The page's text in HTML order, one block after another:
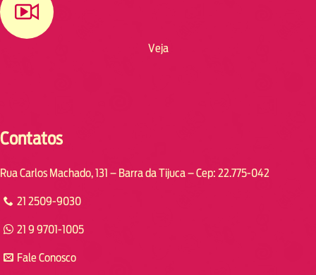
Veja
Contatos
Rua Carlos Machado, 131 – Barra da Tijuca – Cep: 22.775-042
21 2509-9030
21 9 9701-1005
Fale Conosco